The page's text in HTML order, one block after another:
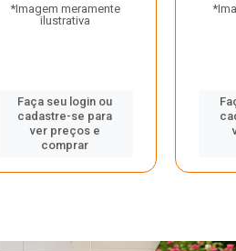
*Imagem meramente
ilustrativa
Faça seu login ou
cadastre-se para
ver preços e
comprar